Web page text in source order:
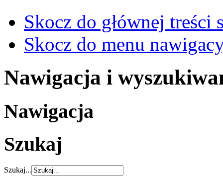
Skocz do głównej treści
Skocz do menu
Nawigacja i
Nawigacja
Szukaj
Szukaj...